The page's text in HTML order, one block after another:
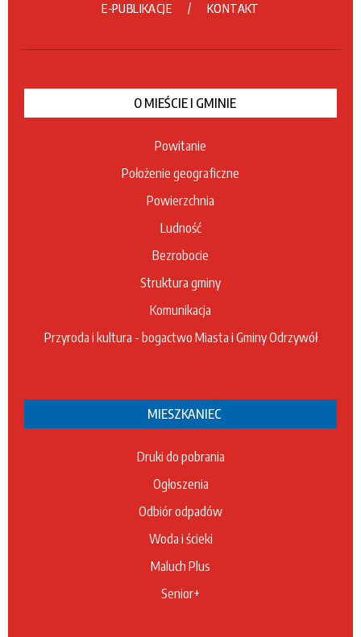
E-PUBLIKACJE KONTAKT
O MIEŚCIE I GMINIE
Powitanie
Położenie geograficzne
Powierzchnia
Ludność
Bezrobocie
Struktura gminy
Komunikacja
Przyroda i kultura - bogactwo Miasta i Gminy Odrzywół
MIESZKANIEC
Druki do pobrania
Ogłoszenia
Odbiór odpadów
Woda i ścieki
Maluch Plus
Senior+